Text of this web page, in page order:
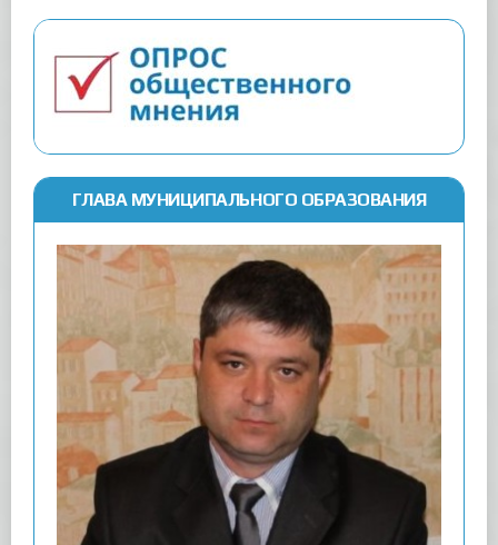
ГЛАВА МУНИЦИПАЛЬНОГО ОБРАЗОВАНИЯ